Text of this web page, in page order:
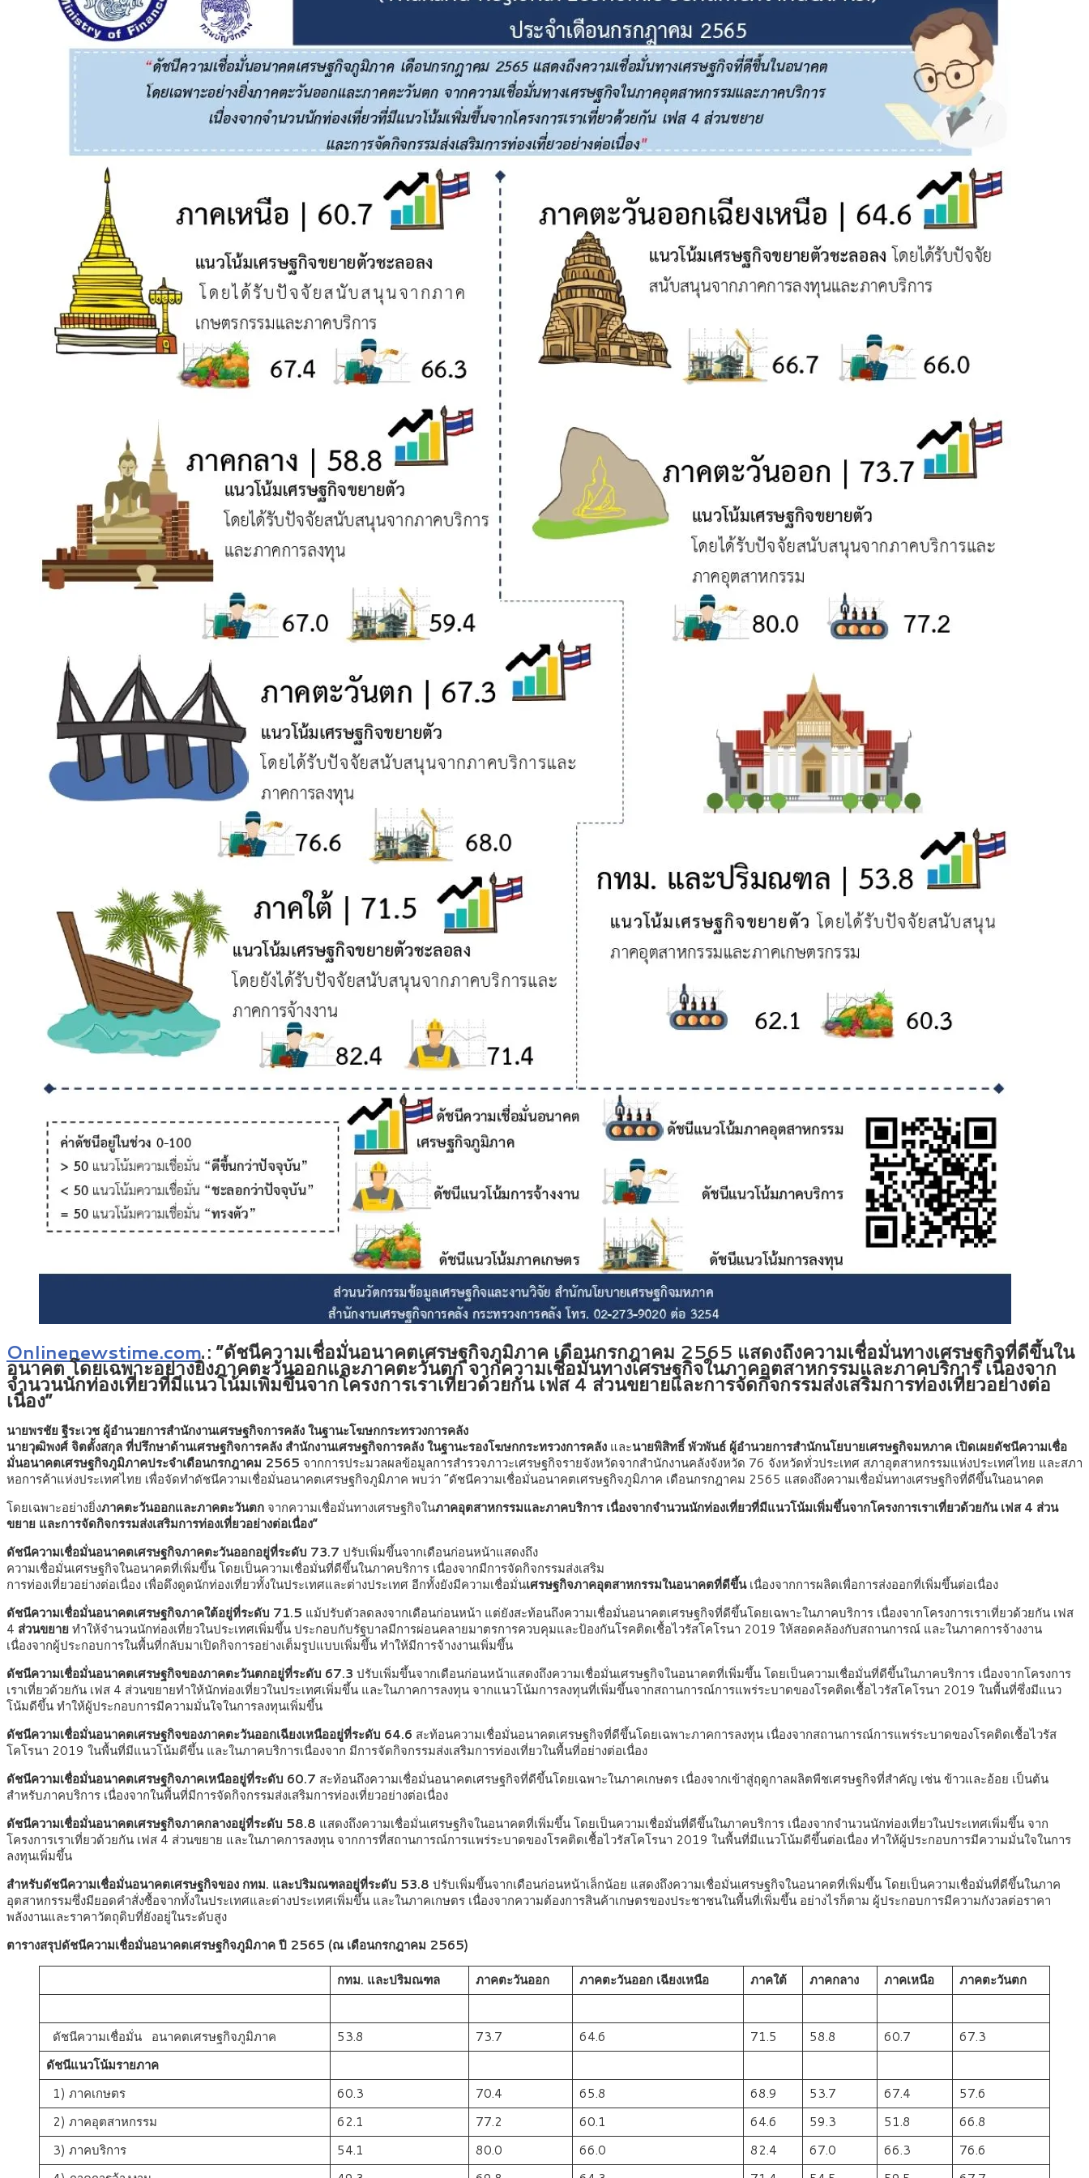
Onlinenewstime.com: “ดัชนีความเชื่อมั่นอนาคตเศรษฐกิจภูมิภาค เดือนกรกฎาคม 2565 แสดงถึงความเชื่อมั่นทางเศรษฐกิจที่ดีขึ้นใน
อนาคต โดยเฉพาะอย่างยิ่งภาคตะวันออกและภาคตะวันตก จากความเชื่อมั่นทางเศรษฐกิจในภาคอุตสาหกรรมและภาคบริการ เนื่องจาก
จำนวนนักท่องเที่ยวที่มีแนวโน้มเพิ่มขึ้นจากโครงการเราเที่ยวด้วยกัน เฟส 4 ส่วนขยายและการจัดกิจกรรมส่งเสริมการท่องเที่ยวอย่างต่อ
เนื่อง”
นายพรชัย ฐีระเวช ผู้อำนวยการสำนักงานเศรษฐกิจการคลัง ในฐานะโฆษกกระทรวงการคลัง
นายวุฒิพงศ์ จิตตั้งสกุล ที่ปรึกษาด้านเศรษฐกิจการคลัง สำนักงานเศรษฐกิจการคลัง ในฐานะรองโฆษกกระทรวงการคลัง และนายพิสิทธิ์ พัวพันธ์ ผู้อำนวยการสำนักนโยบายเศรษฐกิจมหภาค เปิดเผยดัชนีความเชื่อ
มั่นอนาคตเศรษฐกิจภูมิภาคประจำเดือนกรกฎาคม 2565 จากการประมวลผลข้อมูลการสำรวจภาวะเศรษฐกิจรายจังหวัดจากสำนักงานคลังจังหวัด 76 จังหวัดทั่วประเทศ สภาอุตสาหกรรมแห่งประเทศไทย และสภา
หอการค้าแห่งประเทศไทย เพื่อจัดทำดัชนีความเชื่อมั่นอนาคตเศรษฐกิจภูมิภาค พบว่า “ดัชนีความเชื่อมั่นอนาคตเศรษฐกิจภูมิภาค เดือนกรกฎาคม 2565 แสดงถึงความเชื่อมั่นทางเศรษฐกิจที่ดีขึ้นในอนาคต
โดยเฉพาะอย่างยิ่งภาคตะวันออกและภาคตะวันตก จากความเชื่อมั่นทางเศรษฐกิจในภาคอุตสาหกรรมและภาคบริการ เนื่องจากจำนวนนักท่องเที่ยวที่มีแนวโน้มเพิ่มขึ้นจากโครงการเราเที่ยวด้วยกัน เฟส 4 ส่วน
ขยาย และการจัดกิจกรรมส่งเสริมการท่องเที่ยวอย่างต่อเนื่อง”
ดัชนีความเชื่อมั่นอนาคตเศรษฐกิจภาคตะวันออกอยู่ที่ระดับ 73.7 ปรับเพิ่มขึ้นจากเดือนก่อนหน้าแสดงถึง
ความเชื่อมั่นเศรษฐกิจในอนาคตที่เพิ่มขึ้น โดยเป็นความเชื่อมั่นที่ดีขึ้นในภาคบริการ เนื่องจากมีการจัดกิจกรรมส่งเสริม
การท่องเที่ยวอย่างต่อเนื่อง เพื่อดึงดูดนักท่องเที่ยวทั้งในประเทศและต่างประเทศ อีกทั้งยังมีความเชื่อมั่นเศรษฐกิจภาคอุตสาหกรรมในอนาคตที่ดีขึ้นเนื่องจากการผลิตเพื่อการส่งออกที่เพิ่มขึ้นต่อเนื่อง
ดัชนีความเชื่อมั่นอนาคตเศรษฐกิจภาคใต้อยู่ที่ระดับ 71.5 แม้ปรับตัวลดลงจากเดือนก่อนหน้า แต่ยังสะท้อนถึงความเชื่อมั่นอนาคตเศรษฐกิจที่ดีขึ้นโดยเฉพาะในภาคบริการ เนื่องจากโครงการเราเที่ยวด้วยกัน เฟส
4 ส่วนขยายทำให้จำนวนนักท่องเที่ยวในประเทศเพิ่มขึ้น ประกอบกับรัฐบาลมีการผ่อนคลายมาตรการควบคุมและป้องกันโรคติดเชื้อไวรัสโคโรนา 2019 ให้สอดคล้องกับสถานการณ์ และในภาคการจ้างงาน
เนื่องจากผู้ประกอบการในพื้นที่กลับมาเปิดกิจการอย่างเต็มรูปแบบเพิ่มขึ้น ทำให้มีการจ้างงานเพิ่มขึ้น
ดัชนีความเชื่อมั่นอนาคตเศรษฐกิจของภาคตะวันตกอยู่ที่ระดับ 67.3 ปรับเพิ่มขึ้นจากเดือนก่อนหน้าแสดงถึงความเชื่อมั่นเศรษฐกิจในอนาคตที่เพิ่มขึ้น โดยเป็นความเชื่อมั่นที่ดีขึ้นในภาคบริการ เนื่องจากโครงการ
เราเที่ยวด้วยกัน เฟส 4 ส่วนขยายทำให้นักท่องเที่ยวในประเทศเพิ่มขึ้น และในภาคการลงทุน จากแนวโน้มการลงทุนที่เพิ่มขึ้นจากสถานการณ์การแพร่ระบาดของโรคติดเชื้อไวรัสโคโรนา 2019 ในพื้นที่ซึ่งมีแนว
โน้มดีขึ้น ทำให้ผู้ประกอบการมีความมั่นใจในการลงทุนเพิ่มขึ้น
ดัชนีความเชื่อมั่นอนาคตเศรษฐกิจของภาคตะวันออกเฉียงเหนืออยู่ที่ระดับ 64.6 สะท้อนความเชื่อมั่นอนาคตเศรษฐกิจที่ดีขึ้นโดยเฉพาะภาคการลงทุน เนื่องจากสถานการณ์การแพร่ระบาดของโรคติดเชื้อไวรัส
โคโรนา 2019 ในพื้นที่มีแนวโน้มดีขึ้น และในภาคบริการเนื่องจาก มีการจัดกิจกรรมส่งเสริมการท่องเที่ยวในพื้นที่อย่างต่อเนื่อง
ดัชนีความเชื่อมั่นอนาคตเศรษฐกิจภาคเหนืออยู่ที่ระดับ 60.7 สะท้อนถึงความเชื่อมั่นอนาคตเศรษฐกิจที่ดีขึ้นโดยเฉพาะในภาคเกษตร เนื่องจากเข้าสู่ฤดูกาลผลิตพืชเศรษฐกิจที่สำคัญ เช่น ข้าวและอ้อย เป็นต้น
สำหรับภาคบริการ เนื่องจากในพื้นที่มีการจัดกิจกรรมส่งเสริมการท่องเที่ยวอย่างต่อเนื่อง
ดัชนีความเชื่อมั่นอนาคตเศรษฐกิจภาคกลางอยู่ที่ระดับ 58.8 แสดงถึงความเชื่อมั่นเศรษฐกิจในอนาคตที่เพิ่มขึ้น โดยเป็นความเชื่อมั่นที่ดีขึ้นในภาคบริการ เนื่องจากจำนวนนักท่องเที่ยวในประเทศเพิ่มขึ้น จาก
โครงการเราเที่ยวด้วยกัน เฟส 4 ส่วนขยาย และในภาคการลงทุน จากการที่สถานการณ์การแพร่ระบาดของโรคติดเชื้อไวรัสโคโรนา 2019 ในพื้นที่มีแนวโน้มดีขึ้นต่อเนื่อง ทำให้ผู้ประกอบการมีความมั่นใจในการ
ลงทุนเพิ่มขึ้น
สำหรับดัชนีความเชื่อมั่นอนาคตเศรษฐกิจของ กทม. และปริมณฑลอยู่ที่ระดับ 53.8 ปรับเพิ่มขึ้นจากเดือนก่อนหน้าเล็กน้อย แสดงถึงความเชื่อมั่นเศรษฐกิจในอนาคตที่เพิ่มขึ้น โดยเป็นความเชื่อมั่นที่ดีขึ้นในภาค
อุตสาหกรรมซึ่งมียอดคำสั่งซื้อจากทั้งในประเทศและต่างประเทศเพิ่มขึ้น และในภาคเกษตร เนื่องจากความต้องการสินค้าเกษตรของประชาชนในพื้นที่เพิ่มขึ้น อย่างไรก็ตาม ผู้ประกอบการมีความกังวลต่อราคา
พลังงานและราคาวัตถุดิบที่ยังอยู่ในระดับสูง
ตารางสรุปดัชนีความเชื่อมั่นอนาคตเศรษฐกิจภูมิภาค ปี 2565 (ณ เดือนกรกฎาคม 2565)
กทม. และปริมณฑล ภาคตะวันออก ภาคตะวันออก เฉียงเหนือ ภาคใต้ ภาคกลาง ภาคเหนือ ภาคตะวันตก
ดัชนีความเชื่อมั่น อนาคตเศรษฐกิจภูมิภาค 53.8 73.7 64.6 71.5 58.8 60.7
67.3
ดัชนีแนวโน้มรายภาค
1) ภาคเกษตร
60.3 70.4 65.8 68.9 53.7 67.4
57.6
2) ภาคอุตสาหกรรม
62.1 77.2 60.1 64.6 59.3 51.8
66.8
3) ภาคบริการ
54.1 80.0 66.0 82.4 67.0 66.3
76.6